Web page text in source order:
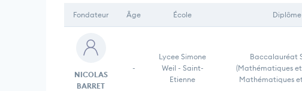
Fondateur Âge École Diplôme
NICOLAS
BARRET
-
Lycee Simone
Weil - Saint-
Etienne
Baccalauréat
(Mathématiques et
Mathématiques